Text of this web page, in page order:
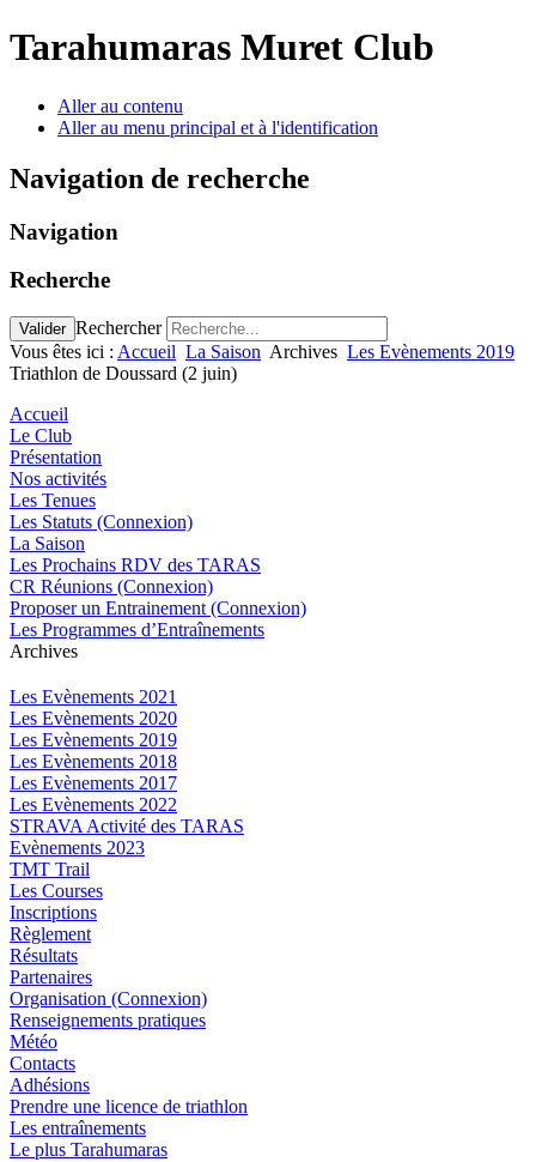
Tarahumaras Muret Club
Aller au contenu
Aller au menu principal et à l'identification
Navigation de recherche
Navigation
Recherche
Valider Rechercher
Vous êtes ici : Accueil La Saison Archives Les Evènements 2019
Triathlon de Doussard (2 juin)
Accueil
Le Club
Présentation
Nos activités
Les Tenues
Les Statuts (Connexion)
La Saison
Les Prochains RDV des TARAS
CR Réunions (Connexion)
Proposer un Entrainement (Connexion)
Les Programmes d’Entraînements
Archives
Les Evènements 2021
Les Evènements 2020
Les Evènements 2019
Les Evènements 2018
Les Evènements 2017
Les Evènements 2022
STRAVA Activité des TARAS
Evènements 2023
TMT Trail
Les Courses
Inscriptions
Règlement
Résultats
Partenaires
Organisation (Connexion)
Renseignements pratiques
Météo
Contacts
Adhésions
Prendre une licence de triathlon
Les entraînements
Le plus Tarahumaras